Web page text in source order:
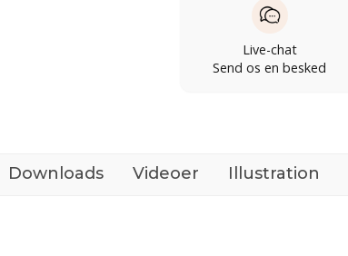
Live-chat
Send os en besked
Downloads Videoer Illustration